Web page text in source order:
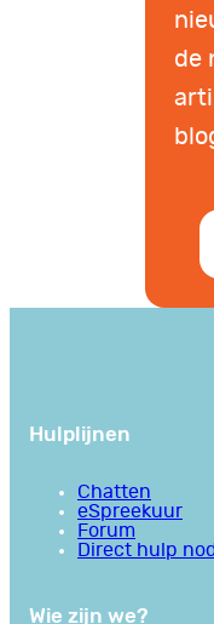
de
Hulplijnen
Chatten
eSpreekuur
Forum
Direct hulp
Wie zijn we?